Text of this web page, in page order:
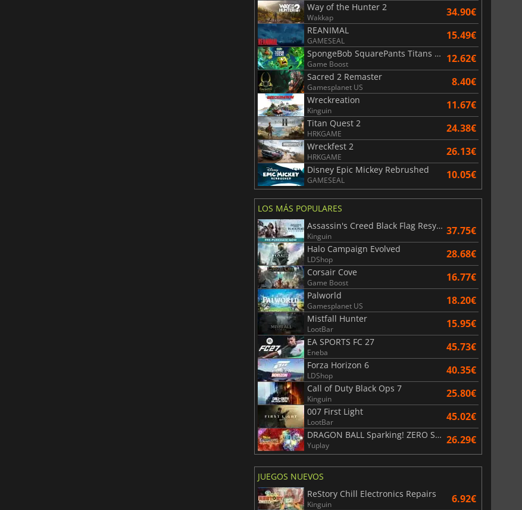
Way of the Hunter 2
Wakkap 34.90€
REANIMAL
GAMESEAL 15.49€
SpongeBob SquarePants Titans of the Tide
Game Boost 12.62€
Sacred 2 Remaster
Gamesplanet US 8.40€
Wreckreation
Kinguin 11.67€
Titan Quest 2
HRKGAME 24.38€
Wreckfest 2
HRKGAME 26.13€
Disney Epic Mickey Rebrushed
GAMESEAL 10.05€
LOS MÁS POPULARES
Assassin's Creed Black Flag Resynced
Kinguin 37.75€
Halo Campaign Evolved
LDShop 28.68€
Corsair Cove
Game Boost 16.77€
Palworld
Gamesplanet US 18.20€
Mistfall Hunter
LootBar 15.95€
EA SPORTS FC 27
Eneba 45.73€
Forza Horizon 6
LDShop 40.35€
Call of Duty Black Ops 7
Kinguin 25.80€
007 First Light
LootBar 45.02€
DRAGON BALL Sparking! ZERO Super Limit Breaking NEO
Yuplay 26.29€
JUEGOS NUEVOS
ReStory Chill Electronics Repairs
Kinguin 6.92€